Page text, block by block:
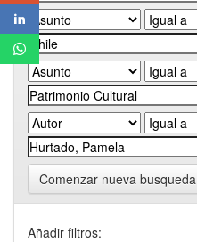
Comenzar nueva busqueda
Añadir filtros: